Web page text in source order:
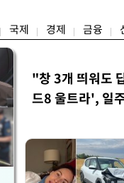
국제 경제 금융
"창 3개 띄워도
드8 울트라', 일